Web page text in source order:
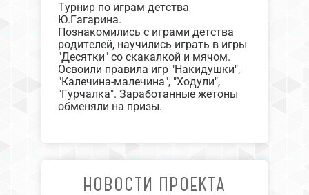
Турнир по играм детства
Ю.Гагарина.
Познакомились с играми детства
родителей, научились играть в игры
"Десятки" со скакалкой и мячом.
Освоили правила игр "Накидушки",
"Калечина-малечина", "Ходули",
"Гурчалка". Заработанные жетоны
обменяли на призы.
НОВОСТИ ПРОЕКТА